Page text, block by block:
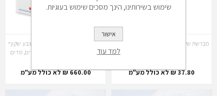
מברשת שיניים אורתודונטית -Orthodontic
37.80 ₪ לא כולל מע"מ
Glacier-פלסטיק במגוון גדלים-בצבע שקוף
- מרובע או עגול - ליצירת רטיינרים, סדים
660.00 ₪ לא כולל מע"מ
שימוש בשירותינו, הינך מסכים שימוש בעוגיות.
אישור
למד עוד